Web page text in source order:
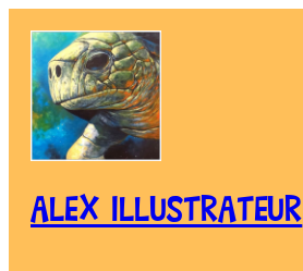
contenu
ALEX ILLUSTRATEUR